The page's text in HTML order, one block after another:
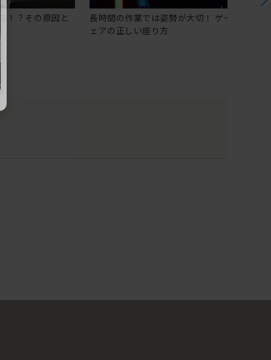
！？その原因と
長時間の作業では姿勢が大切！ ゲーミングチ
ェアの正しい座り方